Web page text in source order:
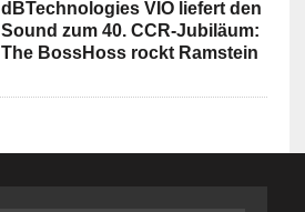
dBTechnologies VIO liefert den
Sound zum 40. CCR-Jubiläum:
The BossHoss rockt Ramstein